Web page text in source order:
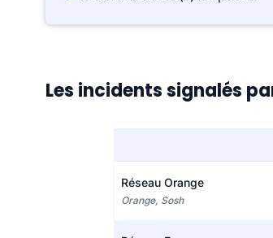
Les incidents signalés
Réseau Orange
Orange, Sosh